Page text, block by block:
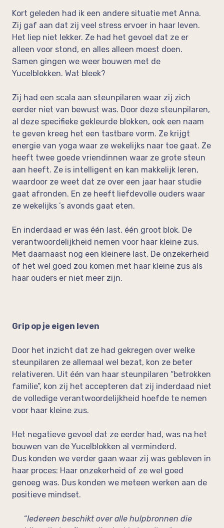
Kort geleden had ik een andere situatie met Anna.
Zij gaf aan dat zij veel stress ervoer in haar leven.
Het liep niet lekker. Ze had het gevoel dat ze er
alleen voor stond, en alles alleen moest doen.
Samen gingen we weer bouwen met de
Yucelblokken. Wat bleek?
Zij had een scala aan steunpilaren waar zij zich
eerder niet van bewust was. Door deze steunpilaren,
al deze specifieke gekleurde blokken, ook een naam
te geven kreeg het een tastbare vorm. Ze krijgt
energie van yoga waar ze wekelijks naar toe gaat. Ze
heeft twee goede vriendinnen waar ze grote steun
aan heeft. Ze is intelligent en kan makkelijk leren,
waardoor ze weet dat ze over een jaar haar studie
gaat afronden. En ze heeft liefdevolle ouders waar
ze wekelijks ’s avonds gaat eten.
En inderdaad er was één last, één groot blok. De
verantwoordelijkheid nemen voor haar kleine zus.
Met daarnaast nog een kleinere last. De onzekerheid
of het wel goed zou komen met haar kleine zus als
haar ouders er niet meer zijn.
Grip op je eigen leven
Door het inzicht dat ze had gekregen over welke
steunpilaren ze allemaal wel bezat, kon ze beter
relativeren. Uit één van haar steunpilaren “betrokken
familie”, kon zij het accepteren dat zij inderdaad niet
de volledige verantwoordelijkheid hoefde te nemen
voor haar kleine zus.
Het negatieve gevoel dat ze eerder had, was na het
bouwen van de Yucelblokken al verminderd.
Dus konden we verder gaan waar zij was gebleven in
haar proces: Haar onzekerheid of ze wel goed
genoeg was. Dus konden we meteen werken aan de
positieve mindset.
“Iedereen beschikt over alle hulpbronnen die